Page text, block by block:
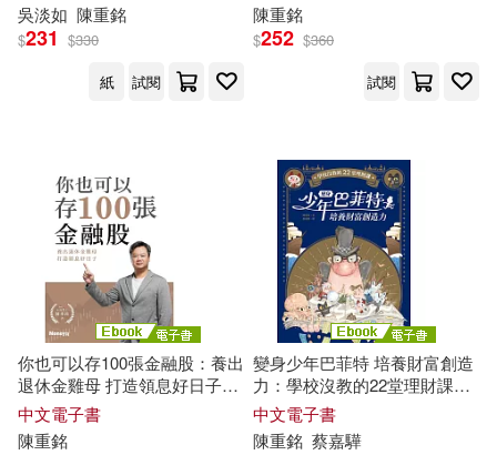
吳淡如 陳重銘
$231 $330
紙
試閱
陳重銘
$252 $360
試閱
你也可以存100張金融股：養出
退休金雞母 打造領息好日子
(電子書)
中文電子書
陳重銘
變身少年巴菲特 培養財富創造
力：學校沒教的22堂理財課
(電子書)
中文電子書
陳重銘 蔡嘉驊